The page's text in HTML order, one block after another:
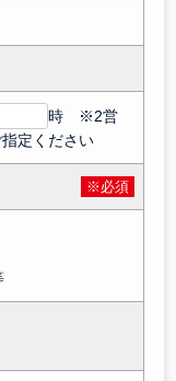
時 ※2営
定ください
※必須